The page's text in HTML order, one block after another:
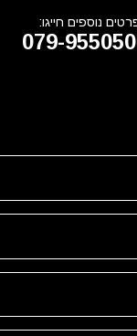
נוספים חייגו:
079-